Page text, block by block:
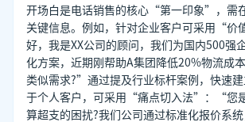
开场白是电话销售的核心“第一印象”，需
关键信息。例如，针对企业客户可采用“
好，我是XX公司的顾问，我们为国内500强
化方案，近期刚帮助A集团降低20%物流成
类似需求?”通过提及行业标杆案例，快速
于个人客户，可采用“痛点切入法”：“您
算超支的困扰?我们公司通过标准化报价系